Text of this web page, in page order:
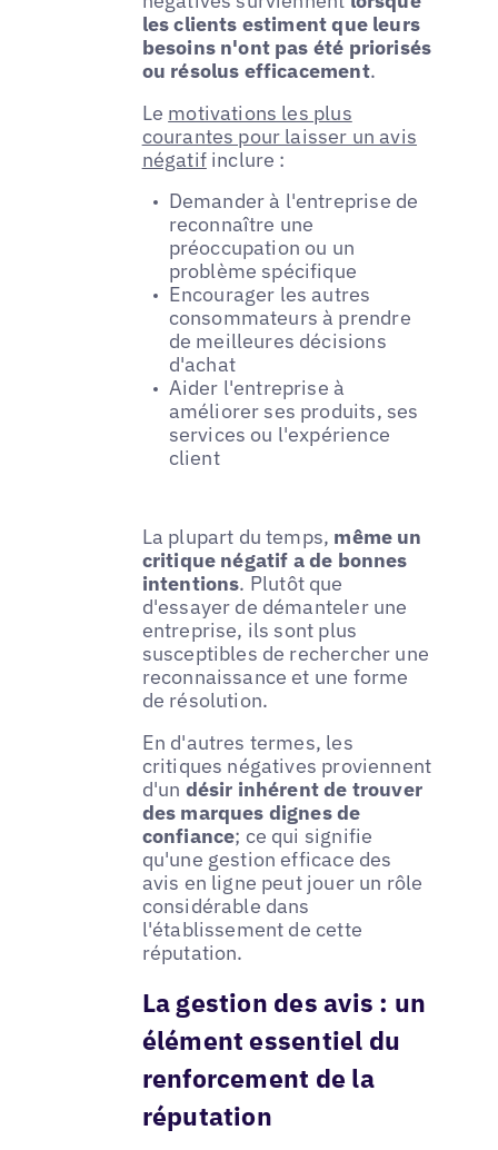
les clients estiment que leurs
besoins n'ont pas été priorisés
ou résolus efficacement.
Le motivations les plus
courantes pour laisser un avis
négatifinclure :
Demander à l'entreprise de
reconnaître une
préoccupation ou un
problème spécifique
Encourager les autres
consommateurs à prendre
de meilleures décisions
d'achat
Aider l'entreprise à
améliorer ses produits, ses
services ou l'expérience
client
La plupart du temps, même un
critique négatif a de bonnes
intentions. Plutôt que
d'essayer de démanteler une
entreprise, ils sont plus
susceptibles de rechercher une
reconnaissance et une forme
de résolution.
En d'autres termes, les
critiques négatives proviennent
d'un désir inhérent de trouver
des marques dignes de
confiance; ce qui signifie
qu'une gestion efficace des
avis en ligne peut jouer un rôle
considérable dans
l'établissement de cette
réputation.
La gestion des avis : un
élément essentiel du
renforcement de la
réputation